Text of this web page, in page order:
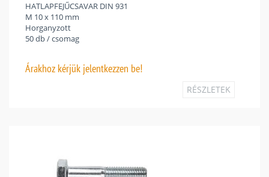
HATLAPFEJŰCSAVAR DIN 931
M 10 x 110 mm
Horganyzott
50 db / csomag
Árakhoz kérjük jelentkezzen be!
RÉSZLETEK